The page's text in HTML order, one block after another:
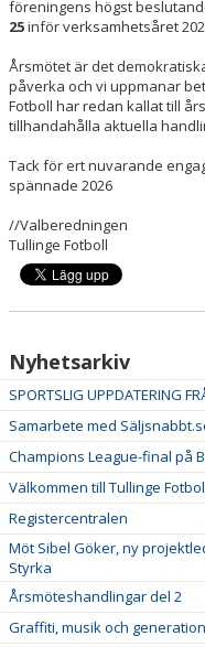
föreningens högst
25inför verksamhetsåret
Årsmötet är det
påverka och vi uppmanar
Fotboll har redan kallat till
tillhandahålla aktuella
Tack för ert nuvarande
spännade 2026
//Valberedningen
Tullinge Fotboll
Nyhetsarkiv
SPORTSLIG UPPDATERING
Samarbete med
Champions League-final på
Välkommen till Tullinge
Registercentralen
Möt Sibel Göker, ny
Styrka
Årsmöteshandlingar del 2
Graffiti, musik och